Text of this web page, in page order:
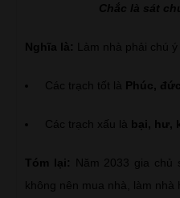
Chắc là sát
Nghĩa là: Làm nhà phải chú
Các trạch tốt là Phúc,
Các trạch xấu là bại, hư,
Tóm lại: Năm 2033 gia chủ
không nên mua nhà, làm nhà